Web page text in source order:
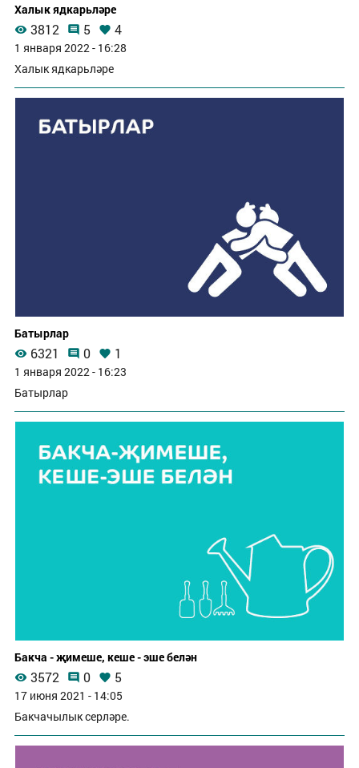
Халык ядкарьләре
3812 5 4
1 января 2022 - 16:28
Халык ядкарьләре
Батырлар
6321 0 1
1 января 2022 - 16:23
Батырлар
Бакча - җимеше, кеше - эше белән
3572 0 5
17 июня 2021 - 14:05
Бакчачылык серләре.